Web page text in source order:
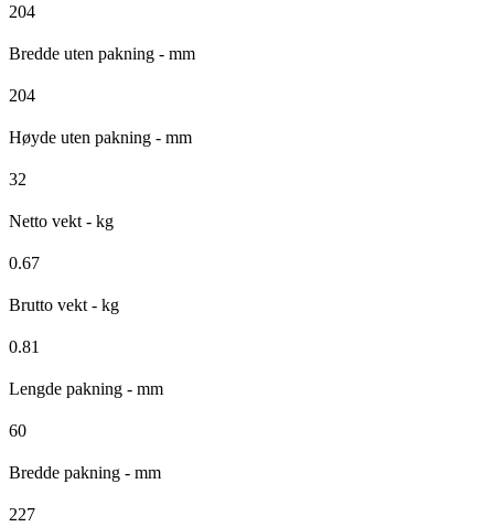
204
Bredde uten pakning - mm
204
Høyde uten pakning - mm
32
Netto vekt - kg
0.67
Brutto vekt - kg
0.81
Lengde pakning - mm
60
Bredde pakning - mm
227